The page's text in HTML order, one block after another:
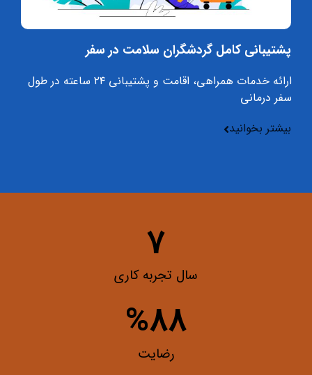
پشتیبانی کامل گردشگران سلامت در سفر
ارائه خدمات همراهی، اقامت و پشتیبانی ۲۴ ساعته در طول
سفر درمانی
بیشتر بخوانید
سال تجربه کاری
7
رضایت
88
%